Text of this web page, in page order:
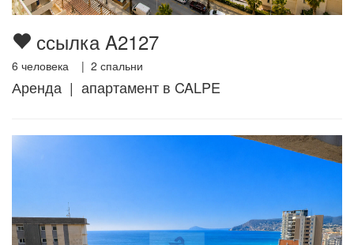
ссылка A2127
6 человека | 2 спальни
Аренда | апартамент в CALPE